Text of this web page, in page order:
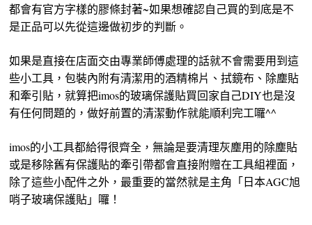
都會有官方字樣的膠條封著~如果想確認自己買的到底是不
是正品可以先從這邊做初步的判斷。
如果是直接在店面交由專業師傅處理的話就不會需要用到這
些小工具，包裝內附有清潔用的酒精棉片、拭鏡布、除塵貼
和牽引貼，就算把imos的玻璃保護貼買回家自己DIY也是沒
有任何問題的，做好前置的清潔動作就能順利完工囉^^
imos的小工具都給得很齊全，無論是要清理灰塵用的除塵貼
或是移除舊有保護貼的牽引帶都會直接附贈在工具組裡面，
除了這些小配件之外，最重要的當然就是主角「日本AGC旭
哨子玻璃保護貼」囉！